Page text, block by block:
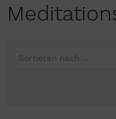
Sortieren nach ...